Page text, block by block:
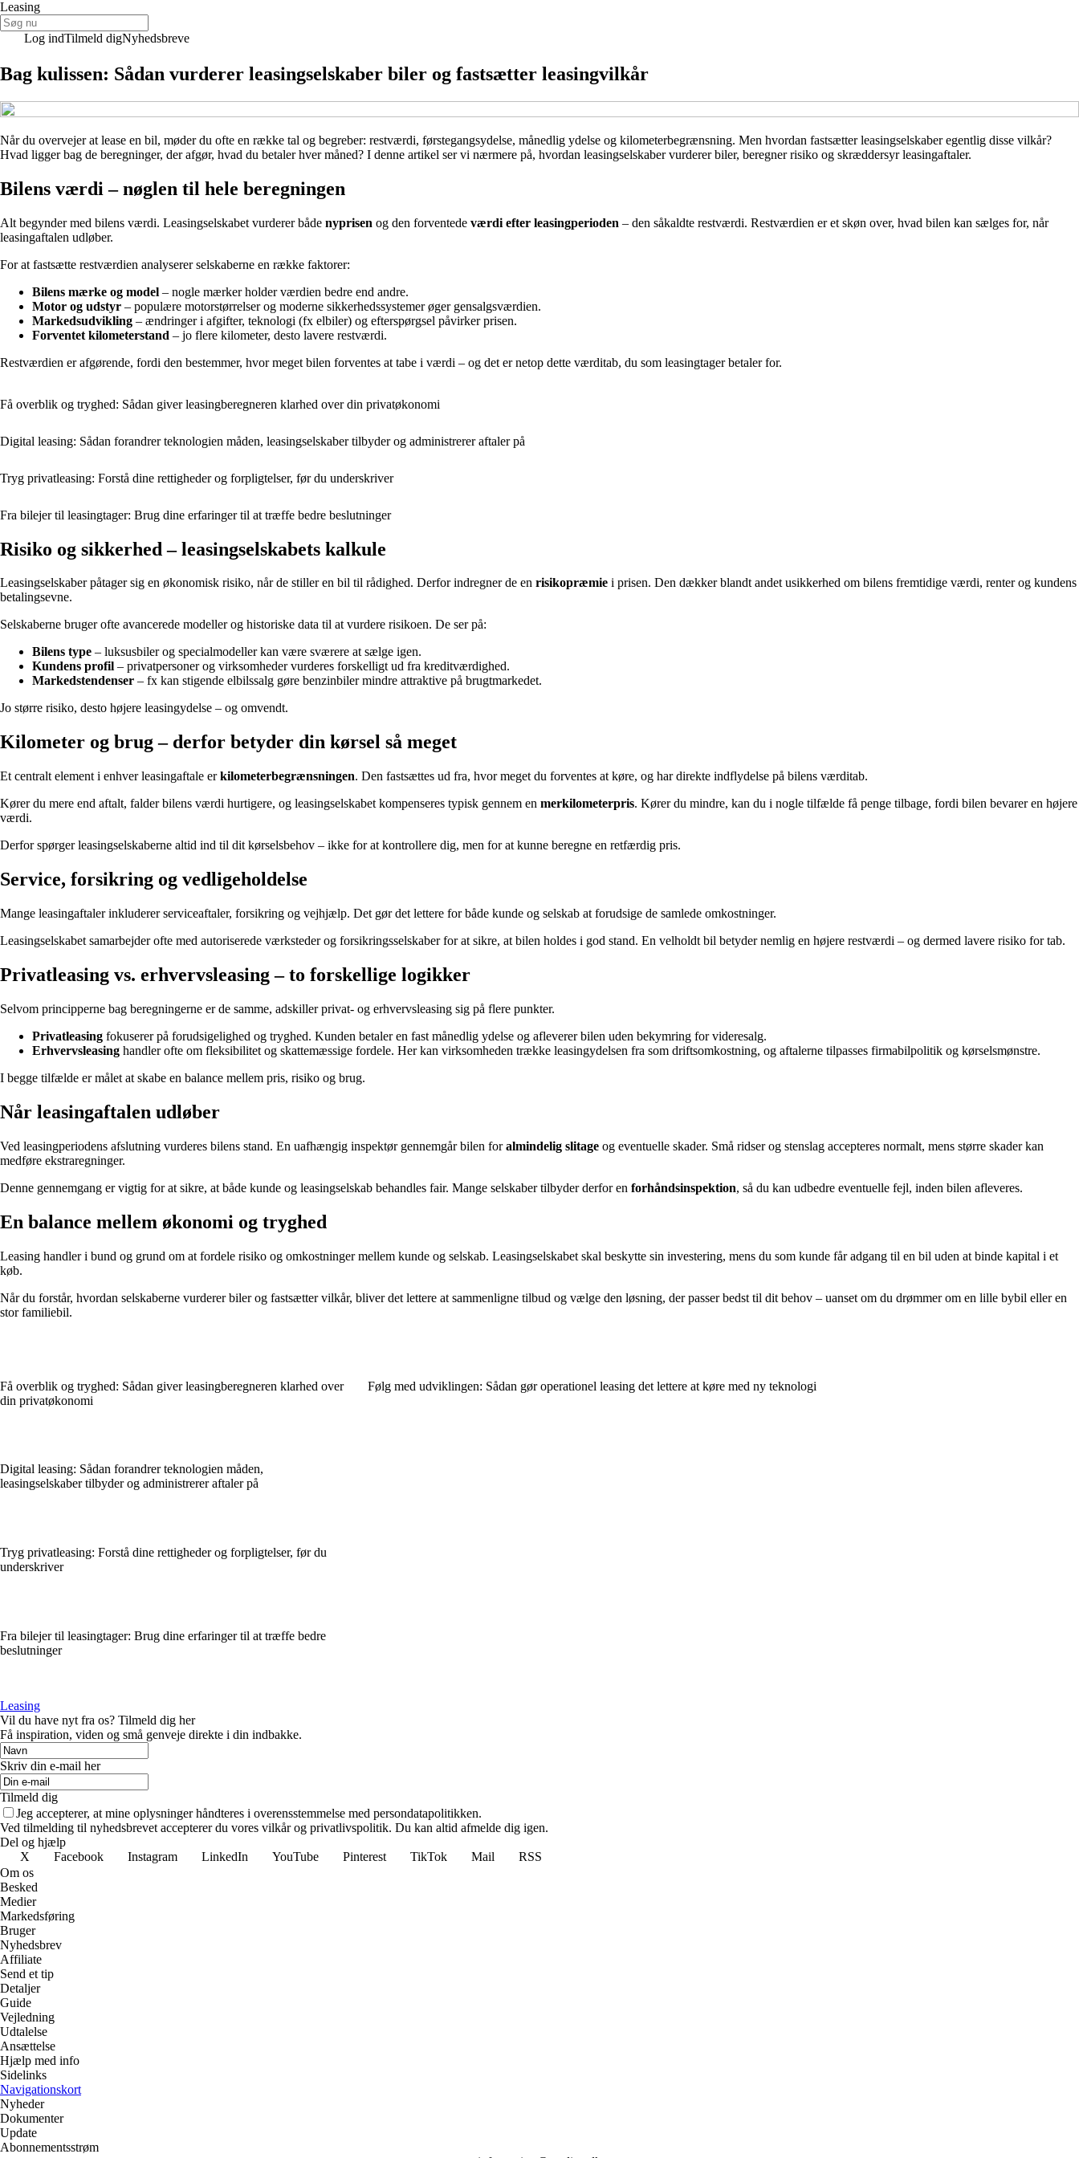
Leasing
Log indTilmeld digNyhedsbreve
Bag kulissen: Sådan vurderer leasingselskaber biler og fastsætter leasingvilkår
Når du overvejer at lease en bil, møder du ofte en række tal og begreber: restværdi, førstegangsydelse, månedlig ydelse og kilometerbegrænsning. Men hvordan fastsætter leasingselskaber egentlig disse vilkår?
Hvad ligger bag de beregninger, der afgør, hvad du betaler hver måned? I denne artikel ser vi nærmere på, hvordan leasingselskaber vurderer biler, beregner risiko og skræddersyr leasingaftaler.
Bilens værdi – nøglen til hele beregningen
Alt begynder med bilens værdi. Leasingselskabet vurderer både nyprisen og den forventede værdi efter leasingperioden – den såkaldte restværdi. Restværdien er et skøn over, hvad bilen kan sælges for, når
leasingaftalen udløber.
For at fastsætte restværdien analyserer selskaberne en række faktorer:
Bilens mærke og model – nogle mærker holder værdien bedre end andre.
Motor og udstyr – populære motorstørrelser og moderne sikkerhedssystemer øger gensalgsværdien.
Markedsudvikling – ændringer i afgifter, teknologi (fx elbiler) og efterspørgsel påvirker prisen.
Forventet kilometerstand – jo flere kilometer, desto lavere restværdi.
Restværdien er afgørende, fordi den bestemmer, hvor meget bilen forventes at tabe i værdi – og det er netop dette værditab, du som leasingtager betaler for.
Få overblik og tryghed: Sådan giver leasingberegneren klarhed over din privatøkonomi
Digital leasing: Sådan forandrer teknologien måden, leasingselskaber tilbyder og administrerer aftaler på
Tryg privatleasing: Forstå dine rettigheder og forpligtelser, før du underskriver
Fra bilejer til leasingtager: Brug dine erfaringer til at træffe bedre beslutninger
Risiko og sikkerhed – leasingselskabets kalkule
Leasingselskaber påtager sig en økonomisk risiko, når de stiller en bil til rådighed. Derfor indregner de en risikopræmie i prisen. Den dækker blandt andet usikkerhed om bilens fremtidige værdi, renter og kundens
betalingsevne.
Selskaberne bruger ofte avancerede modeller og historiske data til at vurdere risikoen. De ser på:
Bilens type – luksusbiler og specialmodeller kan være sværere at sælge igen.
Kundens profil – privatpersoner og virksomheder vurderes forskelligt ud fra kreditværdighed.
Markedstendenser – fx kan stigende elbilssalg gøre benzinbiler mindre attraktive på brugtmarkedet.
Jo større risiko, desto højere leasingydelse – og omvendt.
Kilometer og brug – derfor betyder din kørsel så meget
Et centralt element i enhver leasingaftale erkilometerbegrænsningen. Den fastsættes ud fra, hvor meget du forventes at køre, og har direkte indflydelse på bilens værditab.
Kører du mere end aftalt, falder bilens værdi hurtigere, og leasingselskabet kompenseres typisk gennem en merkilometerpris. Kører du mindre, kan du i nogle tilfælde få penge tilbage, fordi bilen bevarer en højere
værdi.
Derfor spørger leasingselskaberne altid ind til dit kørselsbehov – ikke for at kontrollere dig, men for at kunne beregne en retfærdig pris.
Service, forsikring og vedligeholdelse
Mange leasingaftaler inkluderer serviceaftaler, forsikring og vejhjælp. Det gør det lettere for både kunde og selskab at forudsige de samlede omkostninger.
Leasingselskabet samarbejder ofte med autoriserede værksteder og forsikringsselskaber for at sikre, at bilen holdes i god stand. En velholdt bil betyder nemlig en højere restværdi – og dermed lavere risiko for tab.
Privatleasing vs. erhvervsleasing – to forskellige logikker
Selvom principperne bag beregningerne er de samme, adskiller privat- og erhvervsleasing sig på flere punkter.
Privatleasing fokuserer på forudsigelighed og tryghed. Kunden betaler en fast månedlig ydelse og afleverer bilen uden bekymring for videresalg.
Erhvervsleasing handler ofte om fleksibilitet og skattemæssige fordele. Her kan virksomheden trække leasingydelsen fra som driftsomkostning, og aftalerne tilpasses firmabilpolitik og kørselsmønstre.
I begge tilfælde er målet at skabe en balance mellem pris, risiko og brug.
Når leasingaftalen udløber
Ved leasingperiodens afslutning vurderes bilens stand. En uafhængig inspektør gennemgår bilen foralmindelig slitage og eventuelle skader. Små ridser og stenslag accepteres normalt, mens større skader kan
medføre ekstraregninger.
Denne gennemgang er vigtig for at sikre, at både kunde og leasingselskab behandles fair. Mange selskaber tilbyder derfor en forhåndsinspektion, så du kan udbedre eventuelle fejl, inden bilen afleveres.
En balance mellem økonomi og tryghed
Leasing handler i bund og grund om at fordele risiko og omkostninger mellem kunde og selskab. Leasingselskabet skal beskytte sin investering, mens du som kunde får adgang til en bil uden at binde kapital i et
køb.
Når du forstår, hvordan selskaberne vurderer biler og fastsætter vilkår, bliver det lettere at sammenligne tilbud og vælge den løsning, der passer bedst til dit behov – uanset om du drømmer om en lille bybil eller en
stor familiebil.
Få overblik og tryghed: Sådan giver leasingberegneren klarhed over
din privatøkonomi
Digital leasing: Sådan forandrer teknologien måden,
leasingselskaber tilbyder og administrerer aftaler på
Tryg privatleasing: Forstå dine rettigheder og forpligtelser, før du
underskriver
Fra bilejer til leasingtager: Brug dine erfaringer til at træffe bedre
beslutninger
Følg med udviklingen: Sådan gør operationel leasing det lettere at køre med ny teknologi
Leasing
Vil du have nyt fra os? Tilmeld dig her
Få inspiration, viden og små genveje direkte i din indbakke.
Skriv din e-mail her
Tilmeld dig
Jeg accepterer, at mine oplysninger håndteres i overensstemmelse med persondatapolitikken.
Ved tilmelding til nyhedsbrevet accepterer du vores vilkår og privatlivspolitik. Du kan altid afmelde dig igen.
Del og hjælp
X
Facebook Instagram LinkedIn YouTube Pinterest TikTok Mail
RSS
Om os
Besked
Medier
Markedsføring
Bruger
Nyhedsbrev
Affiliate
Send et tip
Detaljer
Guide
Vejledning
Udtalelse
Ansættelse
Hjælp med info
Sidelinks
Navigationskort
Nyheder
Dokumenter
Update
Abonnementsstrøm